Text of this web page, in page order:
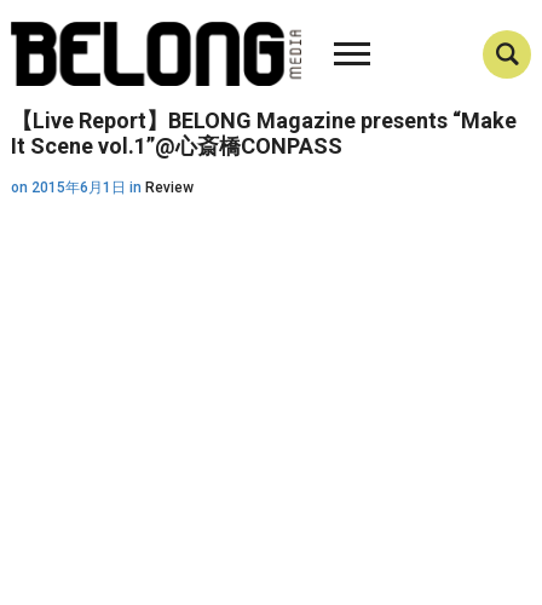
【Live Report】BELONG Magazine presents “Make
It Scene vol.1”@心斎橋CONPASS
on 2015年6月1日 in Review